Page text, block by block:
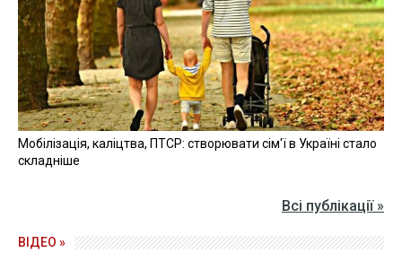
Мобілізація, каліцтва, ПТСР: створювати сім'ї в Україні стало
складніше
Всі публікації »
ВІДЕО »